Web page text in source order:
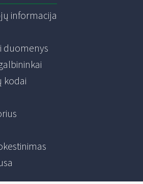
informacija
duomenys
kodai